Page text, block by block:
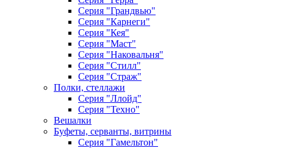
Серия "Грандвью"
Серия "Карнеги"
Серия "Кея"
Серия "Маст"
Серия "Наковальня"
Серия "Стилл"
Серия "Страж"
Полки, стеллажи
Серия "Ллойд"
Серия "Техно"
Вешалки
Буфеты, серванты, витрины
Серия "Гамельтон"